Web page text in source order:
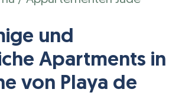
und
Apartments in
von Playa de